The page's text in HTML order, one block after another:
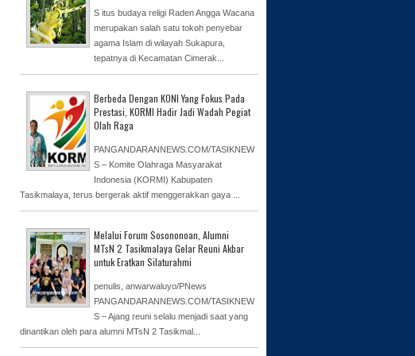
S itus budaya religi Raden Angga Wacana
merupakan salah satu tokoh penyebar
agama Islam di wilayah Sukapura,
tepatnya di Kecamatan Cimerak...
Berbeda Dengan KONI Yang Fokus Pada
Prestasi, KORMI Hadir Jadi Wadah Pegiat
Olah Raga
PANGANDARANNEWS.COM/TASIKNEW
S – Komite Olahraga Masyarakat
Indonesia (KORMI) Kabupaten
Tasikmalaya, terus bergerak aktif menggerakkan gaya ...
Melalui Forum Sosononoan, Alumni
MTsN 2 Tasikmalaya Gelar Reuni Akbar
untuk Eratkan Silaturahmi
penulis, anwarwaluyo/PNews
PANGANDARANNEWS.COM/TASIKNEW
S – Ajang reuni selalu menjadi saat yang
dinantikan oleh para alumni MTsN 2 Tasikmal...